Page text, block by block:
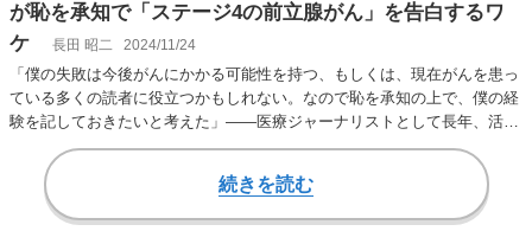
が恥を承知で「ステージ4の前立腺がん」を告白するワ
ケ
長田 昭二 2024/11/24
「僕の失敗は今後がんにかかる可能性を持つ、もしくは、現在がんを患っ
ている多くの読者に役立つかもしれない。なので恥を承知の上で、僕の経
験を記しておきたいと考えた」――医療ジャーナリストとして長年、活躍
してきた長田昭二（…
続きを読む